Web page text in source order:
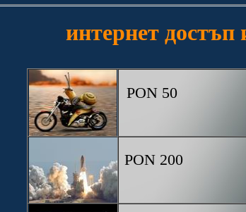
интернет достъп
PON 50
PON 200